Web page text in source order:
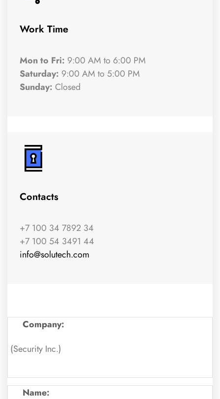
Work Time
Mon to Fri: 9:00 AM to 6:00 PM
Saturday: 9:00 AM to 5:00 PM
Sunday: Closed
Contacts
+7 100 34 7892 34
+7 100 54 3491 44
info@solutech.com
Company:
Name: